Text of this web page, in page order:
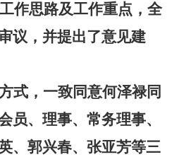
作思路及工作重点，全
议，并提出了意见建
式，一致同意何泽禄同
员、理事、常务理事、
、郭兴春、张亚芳等三